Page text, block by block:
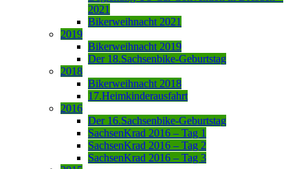
2021
Bikerweihnacht 2021
2019
Bikerweihnacht 2019
Der 18.Sachsenbike-Geburtstag
2018
Bikerweihnacht 2018
17.Heimkinderausfahrt
2016
Der 16.Sachsenbike-Geburtstag
SachsenKrad 2016 – Tag 1
SachsenKrad 2016 – Tag 2
SachsenKrad 2016 – Tag 3